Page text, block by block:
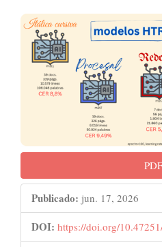
Barra
lateral
del
artículo
PDF
Publicado: jun. 17, 2026
DOI: https://doi.org/